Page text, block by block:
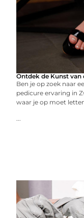
Ontdek de Kunst van
Ben je op zoek naar
pedicure ervaring in
waar je op moet
...